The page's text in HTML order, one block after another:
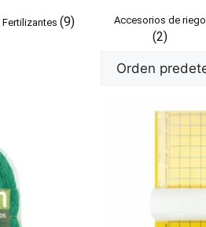
Fertilizantes (9) Accesorios de riego
(2)